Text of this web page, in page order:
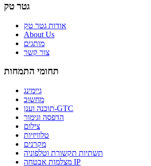
גטר טק
אודות גטר טק
About Us
מותגים
צור קשר
תחומי התמחות
גיימינג
מחשוב
תוכנה וענן-GTC
הדפסה וגימור
צילום
טלוויזיות
מקרנים
תשתיות תקשורת וטלפוניה
מצלמות אבטחה IP